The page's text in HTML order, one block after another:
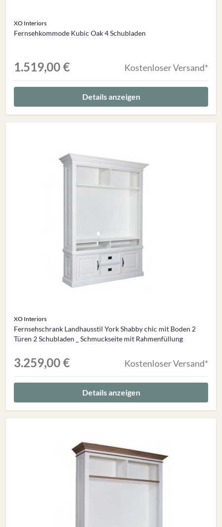
XO Interiors
Fernsehkommode Kubic Oak 4 Schubladen
1.519,00 € Kostenloser Versand*
Details anzeigen
XO Interiors
Fernsehschrank Landhausstil York Shabby chic mit Boden 2
Türen 2 Schubladen _ Schmuckseite mit Rahmenfüllung
3.259,00 € Kostenloser Versand*
Details anzeigen